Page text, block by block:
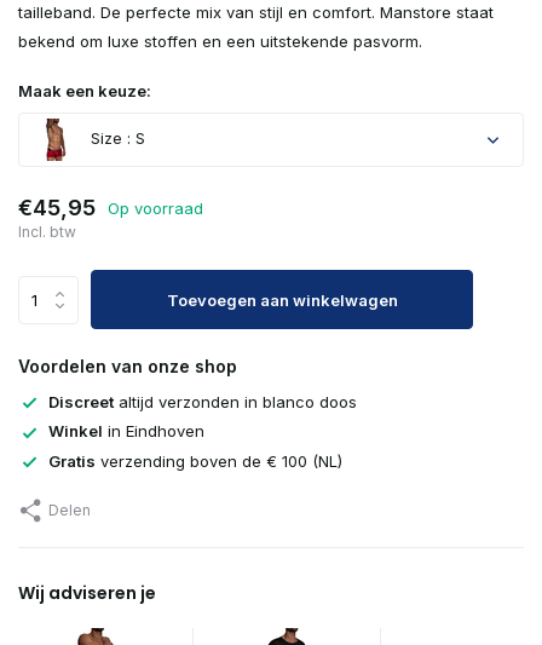
tailleband. De perfecte mix van stijl en comfort. Manstore staat
bekend om luxe stoffen en een uitstekende pasvorm.
Maak een keuze:
Size : S
€45,95 Op voorraad
Incl. btw
Toevoegen aan winkelwagen
Voordelen van onze shop
Discreet altijd verzonden in blanco doos
Winkel in Eindhoven
Gratis verzending boven de € 100 (NL)
Delen
Wij adviseren je